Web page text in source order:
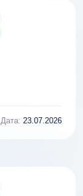
Дата: 23.07.2026